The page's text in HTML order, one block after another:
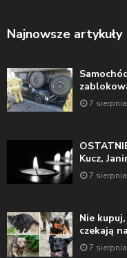
Najnowsze artykuły
7
Kucz,
7
Nie
czekają
7